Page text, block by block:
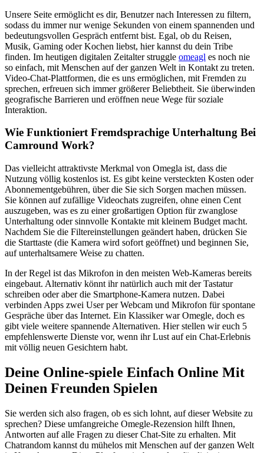
Unsere Seite ermöglicht es dir, Benutzer nach Interessen zu filtern,
sodass du immer nur wenige Sekunden von einem spannenden und
bedeutungsvollen Gespräch entfernt bist. Egal, ob du Reisen,
Musik, Gaming oder Kochen liebst, hier kannst du dein Tribe
finden. Im heutigen digitalen Zeitalter struggle omeagl es noch nie
so einfach, mit Menschen auf der ganzen Welt in Kontakt zu treten.
Video-Chat-Plattformen, die es uns ermöglichen, mit Fremden zu
sprechen, erfreuen sich immer größerer Beliebtheit. Sie überwinden
geografische Barrieren und eröffnen neue Wege für soziale
Interaktion.
Wie Funktioniert Fremdsprachige Unterhaltung Bei
Camround Work?
Das vielleicht attraktivste Merkmal von Omegla ist, dass die
Nutzung völlig kostenlos ist. Es gibt keine versteckten Kosten oder
Abonnementgebühren, über die Sie sich Sorgen machen müssen.
Sie können auf zufällige Videochats zugreifen, ohne einen Cent
auszugeben, was es zu einer großartigen Option für zwanglose
Unterhaltung oder sinnvolle Kontakte mit kleinem Budget macht.
Nachdem Sie die Filtereinstellungen geändert haben, drücken Sie
die Starttaste (die Kamera wird sofort geöffnet) und beginnen Sie,
auf unterhaltsamere Weise zu chatten.
In der Regel ist das Mikrofon in den meisten Web-Kameras bereits
eingebaut. Alternativ könnt ihr natürlich auch mit der Tastatur
schreiben oder aber die Smartphone-Kamera nutzen. Dabei
verbinden Apps zwei User per Webcam und Mikrofon für spontane
Gespräche über das Internet. Ein Klassiker war Omegle, doch es
gibt viele weitere spannende Alternativen. Hier stellen wir euch 5
empfehlenswerte Dienste vor, wenn ihr Lust auf ein Chat-Erlebnis
mit völlig neuen Gesichtern habt.
Deine Online-spiele Einfach Online Mit
Deinen Freunden Spielen
Sie werden sich also fragen, ob es sich lohnt, auf dieser Website zu
sprechen? Diese umfangreiche Omegle-Rezension hilft Ihnen,
Antworten auf alle Fragen zu dieser Chat-Site zu erhalten. Mit
Chatrandom kannst du mühelos mit Menschen auf der ganzen Welt